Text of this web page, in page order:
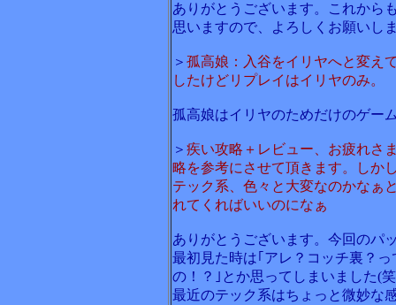
ありがとうございます。これから
思いますので、よろしくお願いし
＞ 孤高娘：入谷をイリヤへと変え
したけどリプレイはイリヤのみ。
孤高娘はイリヤのためだけのゲー
＞ 疾い攻略＋レビュー、お疲れさ
略を参考にさせて頂きます。しか
テック系、色々と大変なのかな
れてくればいいのになぁ
ありがとうございます。今回のパ
最初見た時は｢アレ？コッチ裏？
の！？｣とか思ってしまいました(
最近のテック系はちょっと微妙な